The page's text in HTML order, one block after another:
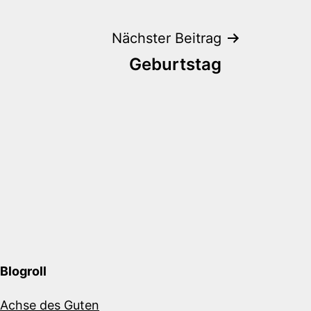
Nächster Beitrag
Geburtstag
Blogroll
Achse des Guten